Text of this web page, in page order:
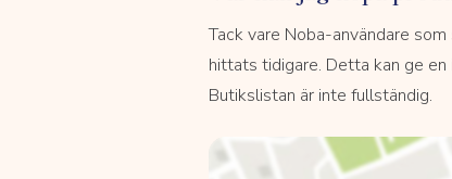
Tack vare Noba-användare
hittats tidigare. Detta kan ge en
Butikslistan är inte fullständig.